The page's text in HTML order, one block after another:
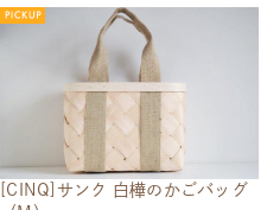
[CINQ]サンク 白樺のかごバッグ